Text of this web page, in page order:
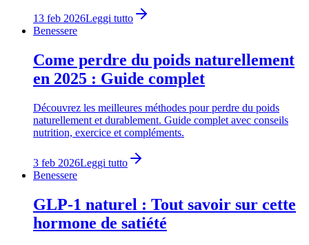
13 feb 2026Leggi tutto
Benessere
Come perdre du poids naturellement
en 2025 : Guide complet
Découvrez les meilleures méthodes pour perdre du poids
naturellement et durablement. Guide complet avec conseils
nutrition, exercice et compléments.
3 feb 2026Leggi tutto
Benessere
GLP-1 naturel : Tout savoir sur cette
hormone de satiété